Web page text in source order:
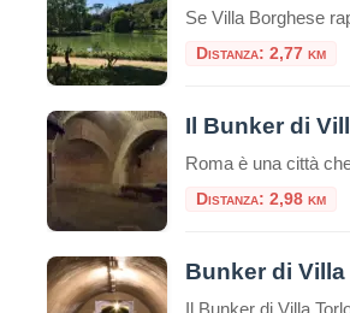
Distanza: 2,77 km
Distanza: 2,98 km
Bunker di